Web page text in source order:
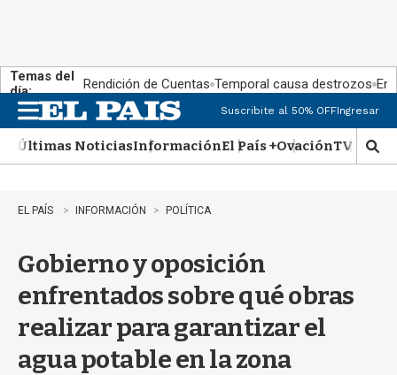
Temas del
día:
Rendición de Cuentas Temporal causa destrozos En
n
u
Suscribite al 50% OFFIngresar
Últimas NoticiasInformaciónEl País +OvaciónTV Show
M
o
EL PAÍS INFORMACIÓN POLÍTICA
Gobierno y oposición
enfrentados sobre qué obras
realizar para garantizar el
agua potable en la zona